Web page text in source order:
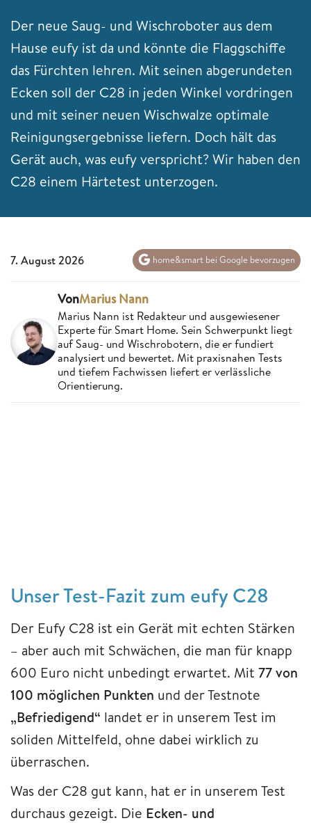
Der neue Saug- und Wischroboter aus dem
Hause eufy ist da und könnte die Flaggschiffe
das Fürchten lehren. Mit seinen abgerundeten
Ecken soll der C28 in jeden Winkel vordringen
und mit seiner neuen Wischwalze optimale
Reinigungsergebnisse liefern. Doch hält das
Gerät auch, was eufy verspricht? Wir haben den
C28 einem Härtetest unterzogen.
7. August 2026 home&smart bei Google bevorzugen
VonMarius Nann
Marius Nann ist Redakteur und ausgewiesener
Experte für Smart Home. Sein Schwerpunkt liegt
auf Saug- und Wischrobotern, die er fundiert
analysiert und bewertet. Mit praxisnahen Tests
und tiefem Fachwissen liefert er verlässliche
Orientierung.
Unser Test-Fazit zum eufy C28
Der Eufy C28 ist ein Gerät mit echten Stärken
– aber auch mit Schwächen, die man für knapp
600 Euro nicht unbedingt erwartet. Mit 77 von
100 möglichen Punkten und der Testnote
„Befriedigend“ landet er in unserem Test im
soliden Mittelfeld, ohne dabei wirklich zu
überraschen.
Was der C28 gut kann, hat er in unserem Test
durchaus gezeigt. Die Ecken- und